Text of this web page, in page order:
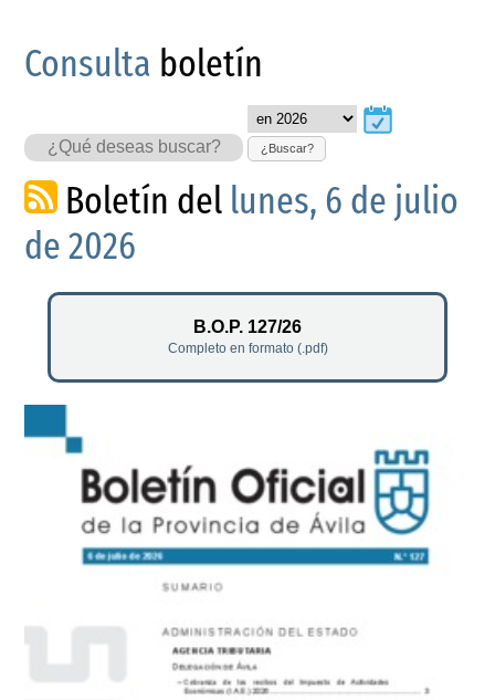
Consulta boletín
¿Buscar?
Boletín del lunes, 6 de julio
de 2026
B.O.P. 127/26
Completo en formato (.pdf)